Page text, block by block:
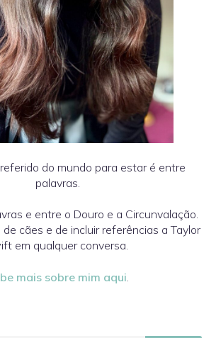
do mundo para estar é entre
palavras.
e entre o Douro e a Circunvalação.
cães e de incluir referências a Taylor
em qualquer conversa.
mais sobre mim aqui.